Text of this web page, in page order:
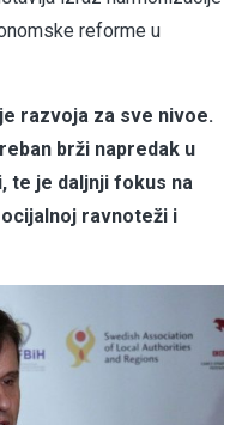
reforme u
razvoja za sve nivoe.
brži napredak u
te je daljnji fokus na
ravnoteži i